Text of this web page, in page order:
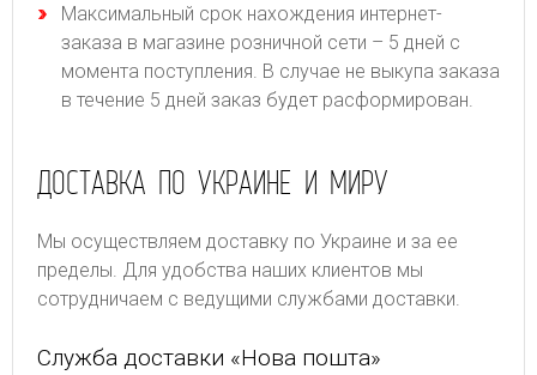
Максимальный срок нахождения интернет-
заказа в магазине розничной сети – 5 дней с
момента поступления. В случае не выкупа заказа
в течение 5 дней заказ будет расформирован.
ДОСТАВКА ПО УКРАИНЕ И МИРУ
Мы осуществляем доставку по Украине и за ее
пределы. Для удобства наших клиентов мы
сотрудничаем с ведущими службами доставки.
Служба доставки «Нова пошта»